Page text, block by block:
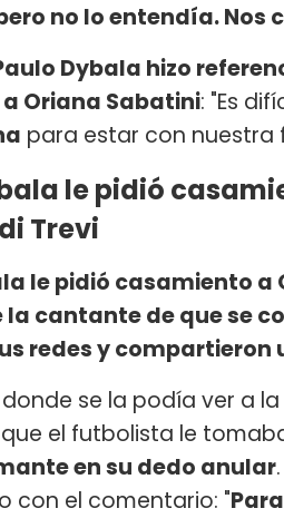
no lo entendía. Nos
Dybala hizo
Oriana Sabatini: "Es
para estar con nuestra
le pidió
Trevi
le pidió casamiento
cantante de que se
redes y
se la podía ver a
el futbolista le
en su dedo anular
con el comentario: "